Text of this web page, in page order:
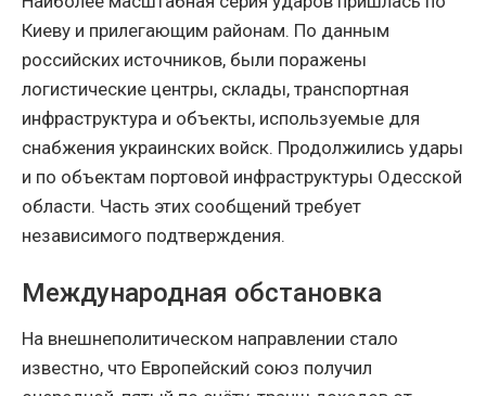
Киеву и прилегающим районам. По данным
российских источников, были поражены
логистические центры, склады, транспортная
инфраструктура и объекты, используемые для
снабжения украинских войск. Продолжились удары
и по объектам портовой инфраструктуры Одесской
области. Часть этих сообщений требует
независимого подтверждения.
Международная обстановка
На внешнеполитическом направлении стало
известно, что Европейский союз получил